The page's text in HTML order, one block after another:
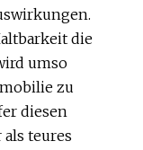
die
umso
zu
diesen
teures